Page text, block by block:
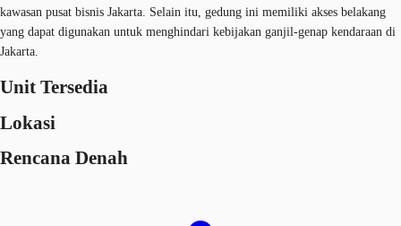
kawasan pusat bisnis Jakarta. Selain itu, gedung ini memiliki akses belakang
yang dapat digunakan untuk menghindari kebijakan ganjil-genap kendaraan di
Jakarta.
Unit Tersedia
Lokasi
Rencana Denah